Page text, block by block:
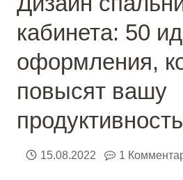
кабинета: 50
оформления,
повысят вашу
продуктивность
15.08.2022 1